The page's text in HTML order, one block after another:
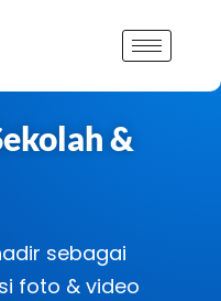
&
sebagai
foto & video